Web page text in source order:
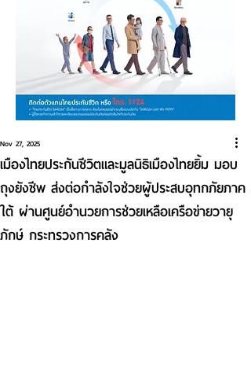
เมืองไทยประกันชีวิตและมูลนิธิเมืองไทยยิ้ม มอบ
ถุงยังชีพ ส่งต่อกำลังใจช่วยผู้ประสบอุทกภัยภาค
ใต้ ผ่านศูนย์อำนวยการช่วยเหลือเครือข่ายวายุ
ภักษ์ กระทรวงการคลัง
Nov 27, 2025